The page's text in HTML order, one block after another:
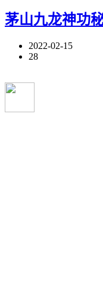
茅山九龙神功
2022-02-15
28